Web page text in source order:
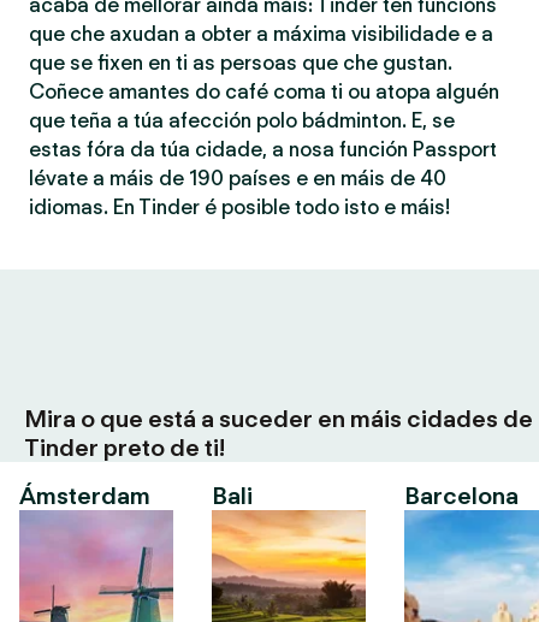
acaba de mellorar aínda máis: Tinder ten funcións
que che axudan a obter a máxima visibilidade e a
que se fixen en ti as persoas que che gustan.
Coñece amantes do café coma ti ou atopa alguén
que teña a túa afección polo bádminton. E, se
estas fóra da túa cidade, a nosa función Passport
lévate a máis de 190 países e en máis de 40
idiomas. En Tinder é posible todo isto e máis!
Mira o que está a suceder en máis cidades de
Tinder preto de ti!
Ámsterdam
Bali Barcelona